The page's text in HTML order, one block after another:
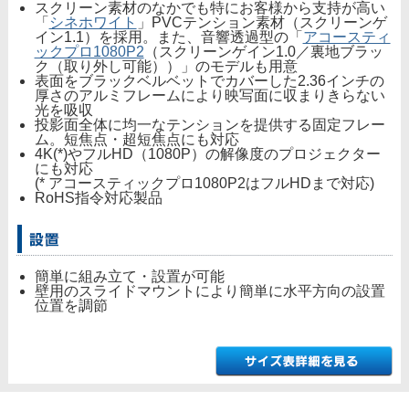
スクリーン素材のなかでも特にお客様から支持が高い
「 シネホワイト 」PVCテンション素材（スクリーンゲ
イン1.1）を採用。また、音響透過型の「 アコースティ
ックプロ1080P2 （スクリーンゲイン1.0／裏地ブラッ
ク（取り外し可能））」のモデルも用意
表面をブラックベルベットでカバーした2.36インチの
厚さのアルミフレームにより映写面に収まりきらない
光を吸収
投影面全体に均一なテンションを提供する固定フレー
ム。短焦点・超短焦点にも対応
4K(*)やフルHD（1080P）の解像度のプロジェクター
にも対応
(* アコースティックプロ1080P2はフルHDまで対応)
RoHS指令対応製品
簡単に組み立て・設置が可能
壁用のスライドマウントにより簡単に水平方向の設置
位置を調節